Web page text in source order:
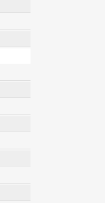
dane osobowe
danych w celu
być:
przetwarzane przez
obowiązującego.
przetwarzane są na
przetwarzane są w
przez przepisy prawa
wycofania tej zgody.
o dofinansowanie dane
trwałości
przez administratora
danych oraz